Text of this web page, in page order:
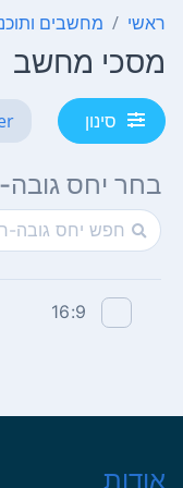
ראשי מחשבים
מסכי מחשב
סינון
בחר יחס
16:9
אודות